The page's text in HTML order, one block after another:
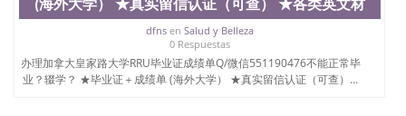
dfnsen Salud y Belleza
0 Respuestas
办理加拿大皇家路大学RRU毕业证成绩单Q/微信551190476不能正常毕
业？辍学？ ★毕业证＋成绩单 (海外大学） ★真实留信认证（可查）...